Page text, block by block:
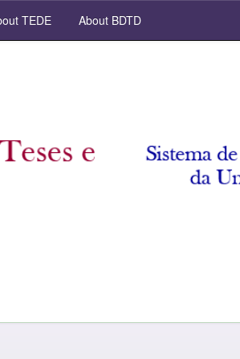
TEDE About BDTD